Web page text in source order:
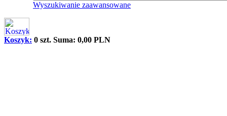
Wyszukiwanie zaawansowane
Koszyk: 0 szt. Suma: 0,00 PLN